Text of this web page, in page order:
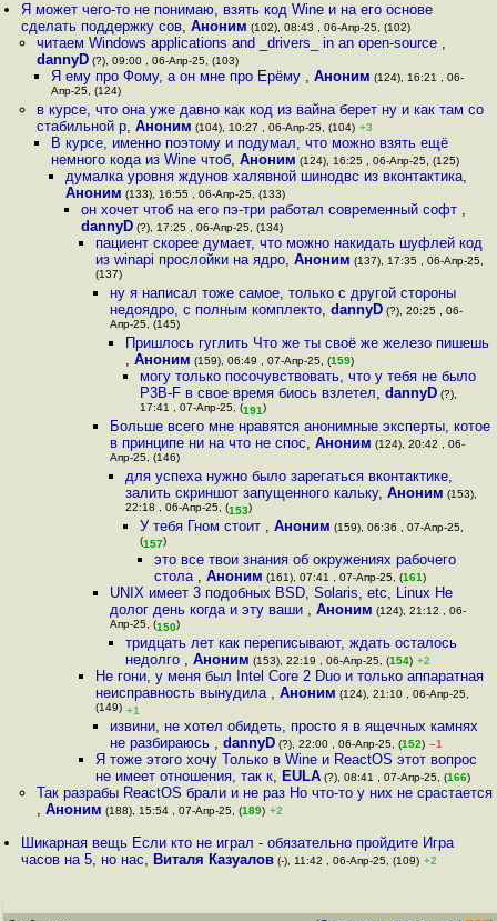
Я может чего-то не понимаю, взять код Wine и на его основе
сделать поддержку сов,Аноним (102), 08:43 , 06-Апр-25, (102)
читаем Windows applications and _drivers_ in an open-source ,
dannyD(?), 09:00 , 06-Апр-25, (103)
Я ему про Фому, а он мне про Ерёму , Аноним (124), 16:21 , 06-
Апр-25, (124)
в курсе, что она уже давно как код из вайна берет ну и как там со
стабильной р, Аноним (104), 10:27 , 06-Апр-25, (104) +3
В курсе, именно поэтому и подумал, что можно взять ещё
немного кода из Wine чтоб, Аноним (124), 16:25 , 06-Апр-25, (125)
думалка уровня ждунов халявной шинодвс из вконтактика,
Аноним (133), 16:55 , 06-Апр-25, (133)
он хочет чтоб на его пэ-три работал современный софт ,
dannyD(?), 17:25 , 06-Апр-25, (134)
пациент скорее думает, что можно накидать шуфлей код
из winapi прослойки на ядро, Аноним (137), 17:35 , 06-Апр-25,
(137)
ну я написал тоже самое, только с другой стороны
недоядро, с полным комплекто,dannyD (?), 20:25 , 06-
Апр-25, (145)
Пришлось гуглить Что же ты своё же железо пишешь
, Аноним (159), 06:49 , 07-Апр-25, (159)
могу только посочувствовать, что у тебя не было
P3B-F в свое время биось взлетел, dannyD(?),
17:41 , 07-Апр-25, (191)
Больше всего мне нравятся анонимные эксперты, котое
в принципе ни на что не спос,Аноним (124), 20:42 , 06-
Апр-25, (146)
для успеха нужно было зарегаться вконтактике,
залить скриншот запущенного кальку, Аноним (153),
22:18 , 06-Апр-25, (153)
У тебя Гном стоит , Аноним (159), 06:36 , 07-Апр-25,
(157)
это все твои знания об окружениях рабочего
стола ,Аноним (161), 07:41 , 07-Апр-25, (161)
UNIX имеет 3 подобных BSD, Solaris, etc, Linux Не
долог день когда и эту ваши ,Аноним (124), 21:12 , 06-
Апр-25, (150)
тридцать лет как переписывают, ждать осталось
недолго , Аноним (153), 22:19 , 06-Апр-25, (154) +2
Не гони, у меня был Intel Core 2 Duo и только аппаратная
неисправность вынудила , Аноним (124), 21:10 , 06-Апр-25,
(149) +1
извини, не хотел обидеть, просто я в ящечных камнях
не разбираюсь ,dannyD (?), 22:00 , 06-Апр-25, (152) –1
Я тоже этого хочу Только в Wine и ReactOS этот вопрос
не имеет отношения, так к, EULA(?), 08:41 , 07-Апр-25, (166)
Так разрабы ReactOS брали и не раз Но что-то у них не срастается
, Аноним (188), 15:54 , 07-Апр-25, (189) +2
Шикарная вещь Если кто не играл - обязательно пройдите Игра
часов на 5, но нас, Виталя Казуалов (-), 11:42 , 06-Апр-25, (109) +2